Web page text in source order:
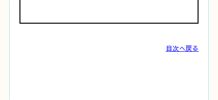
目次へ戻る